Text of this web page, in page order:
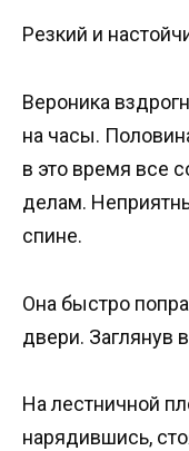
Резкий и
Вероника
на часы.
в это время все
делам.
спине.
Она быстро
двери. Заглянув
На лестничной
нарядившись,